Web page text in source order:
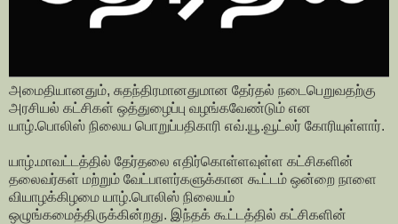
அமைதியானதும், சுதந்திரமானதுமான தேர்தல் நடைபெறுவதற்கு
அரசியல் கட்சிகள் ஒத்துழைப்பு வழங்கவேண்டும் என
யாழ்.பொலிஸ் நிலைய பொறுப்பதிகாரி எவ்.யூ.வூட்லர் கோரியுள்ளார்.
யாழ்.மாவட்டத்தில் தேர்தலை எதிர்கொள்ளவுள்ள கட்சிகளின்
தலைவர்கள் மற்றும் வேட்பாளர்களுக்கான கூட்டம் ஒன்றை நாளை
வியாழக்கிழமை யாழ்.பொலிஸ் நிலையம்
ஒழுங்கமைத்திருக்கின்றது. இந்தக் கூட்டத்தில் கட்சிகளின்